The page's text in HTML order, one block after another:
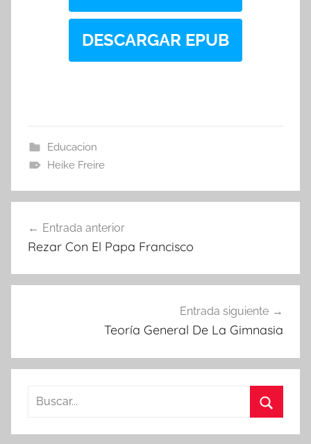
DESCARGAR EPUB
Educacion
Heike Freire
de
Entrada anterior
Rezar Con El Papa Francisco
Entrada siguiente
Teoría General De La Gimnasia
Buscar: